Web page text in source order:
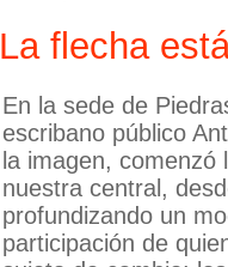
La flecha
En la sede de
escribano público
la imagen,
nuestra central,
profundizando un
participación de